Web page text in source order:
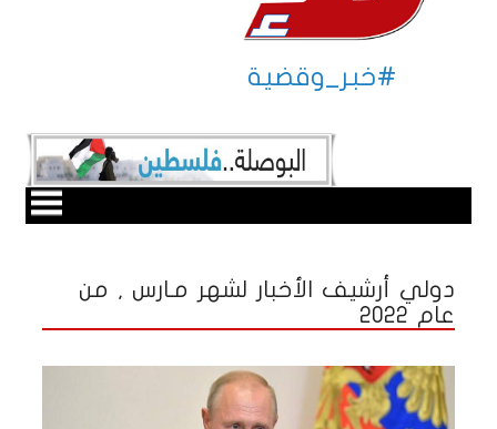
#خبر_وقضية
دولي أرشيف الأخبار لشهر مـارس , من
عام 2022